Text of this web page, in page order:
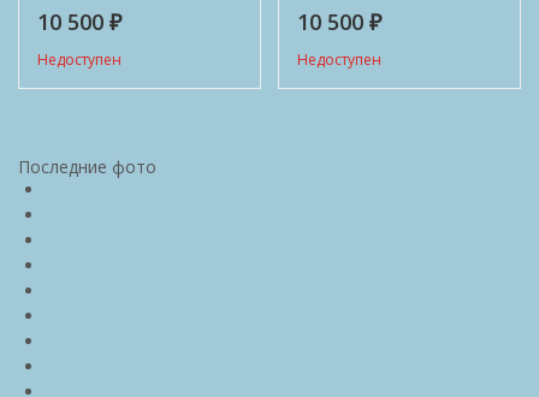
10 500 ₽
Недоступен
10 500 ₽
Недоступен
Последние фото